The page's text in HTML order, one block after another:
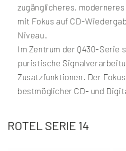
zugänglicheres,
mit Fokus auf CD-
Niveau.
Im Zentrum der Q430-Serie
puristische
Zusatzfunktionen. Der
bestmöglicher CD- und
ROTEL SERIE 14